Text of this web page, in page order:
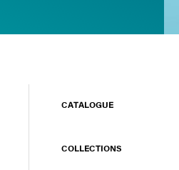
CATALOGUE
COLLECTIONS